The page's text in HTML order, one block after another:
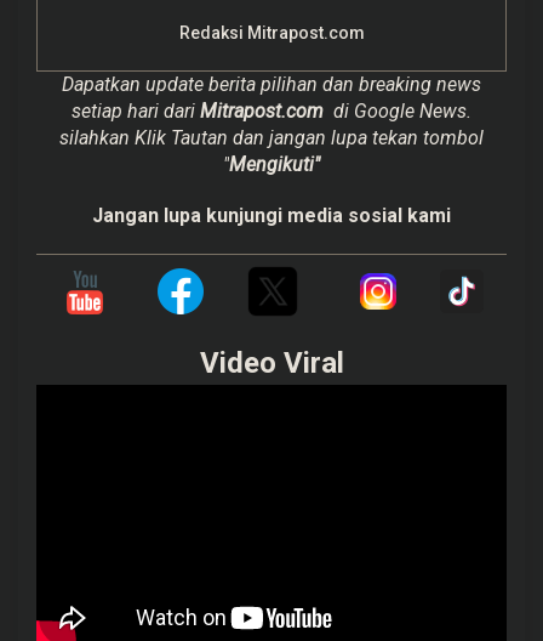
Redaksi Mitrapost.com
Dapatkan update berita pilihan dan breaking news
setiap hari dari Mitrapost.com di Google News.
silahkan Klik Tautan dan jangan lupa tekan tombol
"Mengikuti"
Jangan lupa kunjungi media sosial kami
Video Viral